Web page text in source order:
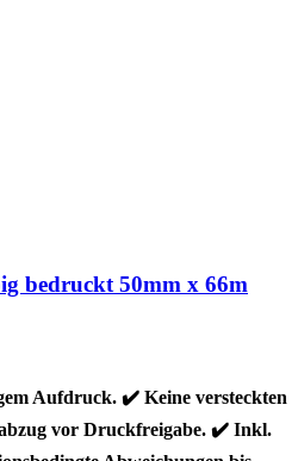
bedruckt 50mm x 66m
Aufdruck. ✔️ Keine versteckten
vor Druckfreigabe. ✔️ Inkl.